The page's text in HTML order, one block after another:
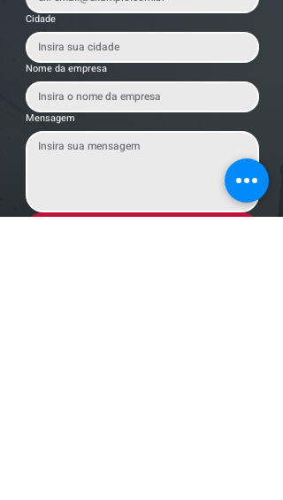
Cidade
Nome da empresa
Mensagem